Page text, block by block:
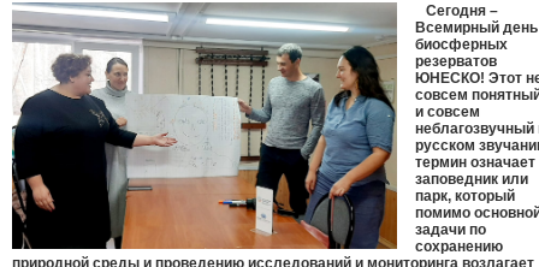
Сегодня –
Всемирный день
биосферных
резерватов
ЮНЕСКО! Этот
совсем
и совсем
неблагозвучный
русском
термин означает
заповедник или
парк, который
помимо
задачи по
сохранению
природной среды и проведению исследований и мониторинга возлагает